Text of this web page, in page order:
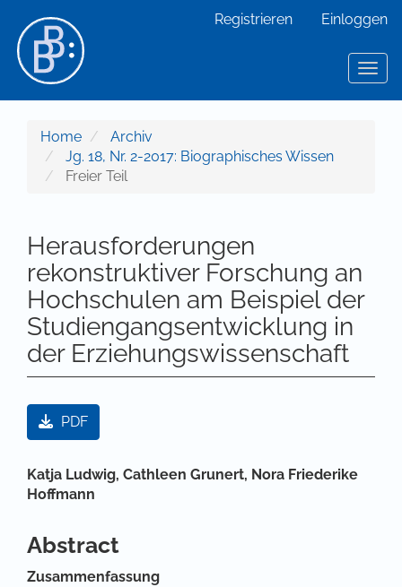
Hauptinhalt
Sidebar
Registrieren Einloggen
Home
Archiv
Jg. 18, Nr. 2-2017: Biographisches Wissen
Freier Teil
Herausforderungen
rekonstruktiver Forschung an
Hochschulen am Beispiel der
Studiengangsentwicklung in
der Erziehungswissenschaft
Artikel-Sidebar
PDF
Hauptsächlicher Artikelinhalt
Katja Ludwig, Cathleen Grunert, Nora Friederike
Hoffmann
Abstract
Zusammenfassung